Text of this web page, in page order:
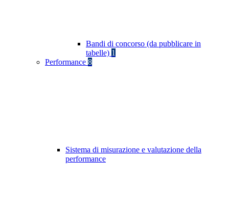
Bandi di concorso (da pubblicare in
tabelle) 1
Performance 8
Sistema di misurazione e valutazione della
performance